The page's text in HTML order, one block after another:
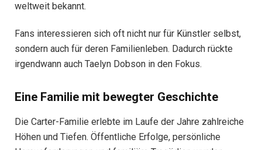
weltweit bekannt.
Fans interessieren sich oft nicht nur für Künstler selbst,
sondern auch für deren Familienleben. Dadurch rückte
irgendwann auch Taelyn Dobson in den Fokus.
Eine Familie mit bewegter Geschichte
Die Carter-Familie erlebte im Laufe der Jahre zahlreiche
Höhen und Tiefen. Öffentliche Erfolge, persönliche